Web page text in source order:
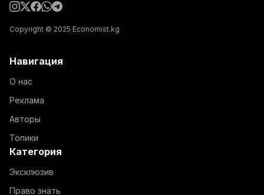
Copyright © 2025 Economist.kg
Навигация
О нас
Реклама
Авторы
Топики
Категория
Эксклюзив
Право знать